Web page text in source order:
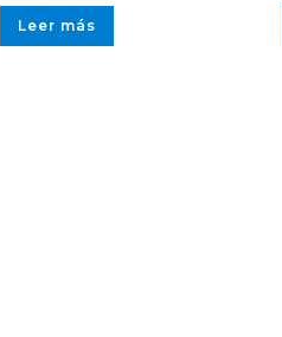
Leer más